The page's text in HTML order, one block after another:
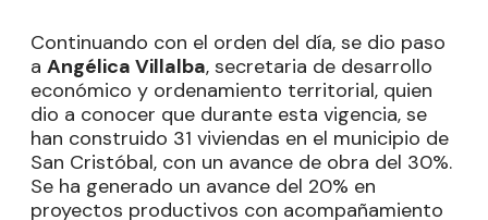
Continuando con el orden del día, se dio paso
a Angélica Villalba, secretaria de desarrollo
económico y ordenamiento territorial, quien
dio a conocer que durante esta vigencia, se
han construido 31 viviendas en el municipio de
San Cristóbal, con un avance de obra del 30%.
Se ha generado un avance del 20% en
proyectos productivos con acompañamiento